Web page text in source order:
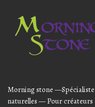
Morning stone
naturelles — Pour créateurs